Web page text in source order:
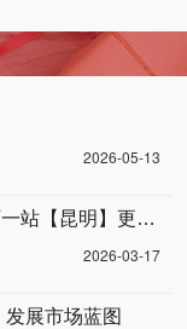
2026-05-13
【今日闭幕】完美收官，感恩相遇！下一站【昆明】更精彩。
2026-03-17
展市场蓝图